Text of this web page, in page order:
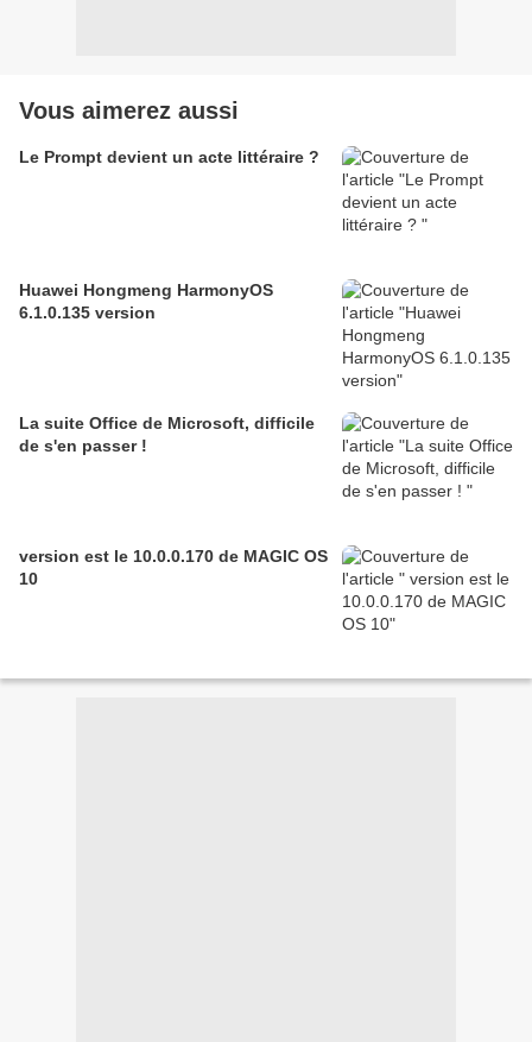
Vous aimerez aussi
Le Prompt devient un acte littéraire ?
Huawei Hongmeng HarmonyOS
6.1.0.135 version
La suite Office de Microsoft, difficile
de s'en passer !
version est le 10.0.0.170 de MAGIC OS
10